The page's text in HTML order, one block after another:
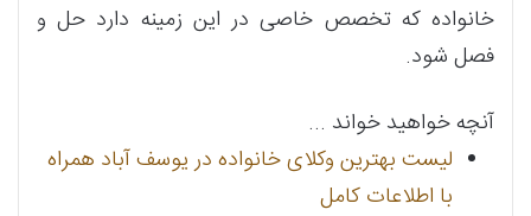
خانواده که تخصص خاصی در این زمینه دارد حل و
فصل شود.
آنچه خواهید خواند ...
لیست بهترین وکلای خانواده در یوسف آباد همراه
با اطلاعات کامل